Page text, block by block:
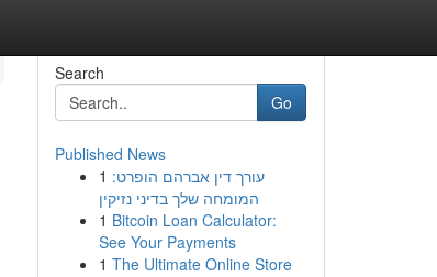
Search
Go
Published News
1 עורך דין אברהם הופרט:
המומחה שלך בדיני נזיקין
1 Bitcoin Loan Calculator:
See Your Payments
1 The Ultimate Online Store